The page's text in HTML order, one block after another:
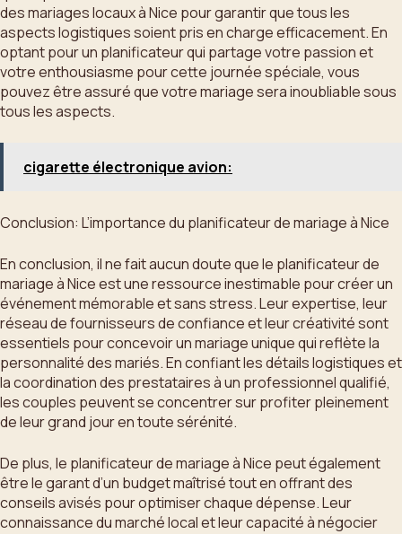
des mariages locaux à Nice pour garantir que tous les
aspects logistiques soient pris en charge efficacement. En
optant pour un planificateur qui partage votre passion et
votre enthousiasme pour cette journée spéciale, vous
pouvez être assuré que votre mariage sera inoubliable sous
tous les aspects.
cigarette électronique avion:
Conclusion: L’importance du planificateur de mariage à Nice
En conclusion, il ne fait aucun doute que le planificateur de
mariage à Nice est une ressource inestimable pour créer un
événement mémorable et sans stress. Leur expertise, leur
réseau de fournisseurs de confiance et leur créativité sont
essentiels pour concevoir un mariage unique qui reflète la
personnalité des mariés. En confiant les détails logistiques et
la coordination des prestataires à un professionnel qualifié,
les couples peuvent se concentrer sur profiter pleinement
de leur grand jour en toute sérénité.
De plus, le planificateur de mariage à Nice peut également
être le garant d’un budget maîtrisé tout en offrant des
conseils avisés pour optimiser chaque dépense. Leur
connaissance du marché local et leur capacité à négocier